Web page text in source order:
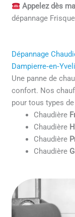
Appelez dès
dépannage
Dépannage
Une panne de
confort. Nos
pour tous types
Chaudière
Chaudière
Chaudière
Chaudière